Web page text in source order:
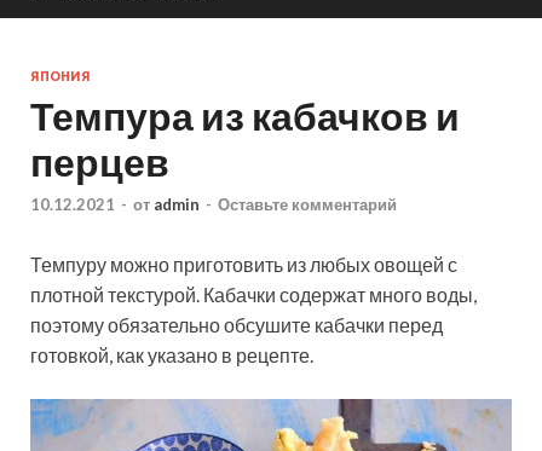
ЯПОНИЯ
Темпура из кабачков и
перцев
10.12.2021 - от admin - Оставьте комментарий
Темпуру можно приготовить из любых овощей с
плотной текстурой. Кабачки содержат много воды,
поэтому обязательно обсушите кабачки перед
готовкой, как указано в рецепте.